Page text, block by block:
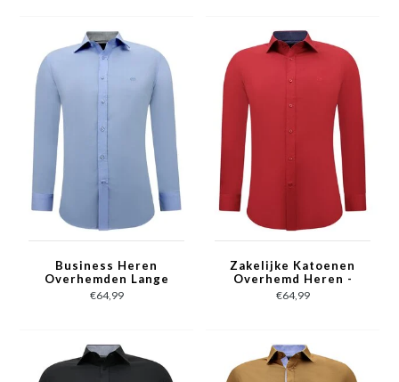
Business Heren
Overhemden Lange
Mouw - Slim Fit Blouse
Stretch - Blauw
€64,99
Zakelijke Katoenen
Overhemd Heren -
Slim Fit Blouse
Stretch -Rood
€64,99